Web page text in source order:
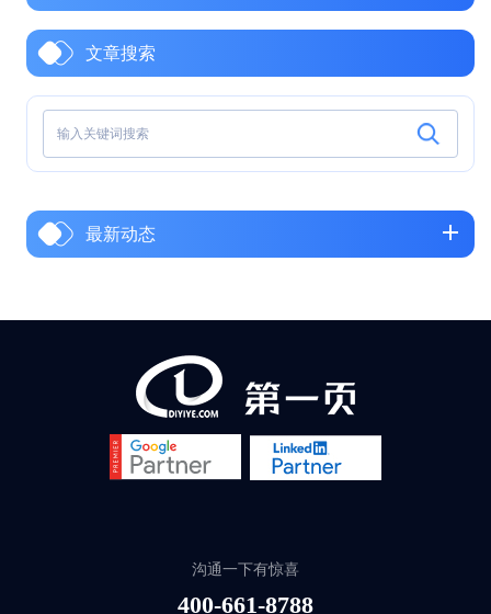
文章搜索
最新动态
沟通一下有惊喜
400-661-8788